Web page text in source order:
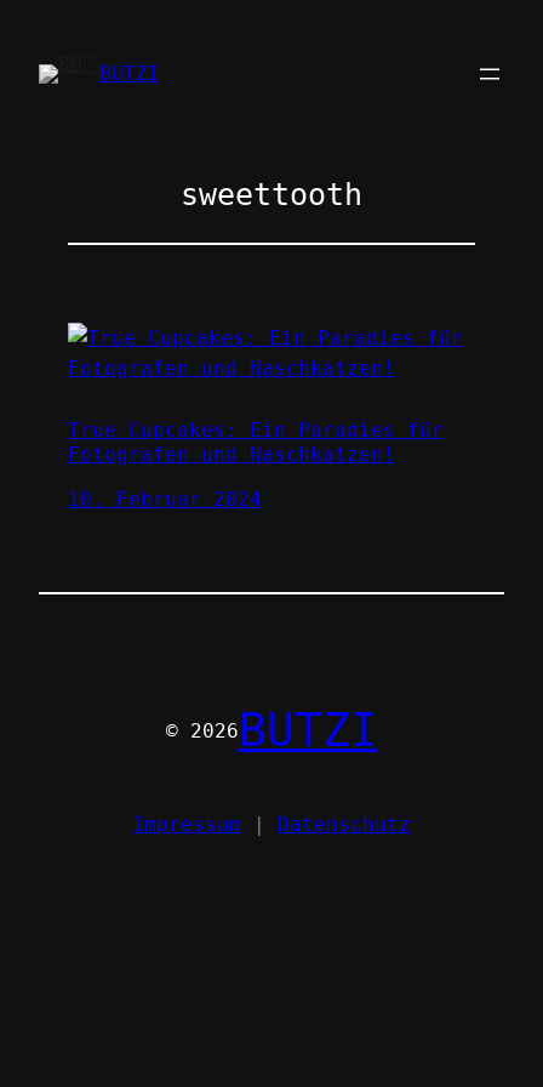
springenBUTZI
sweettooth
True Cupcakes: Ein Paradies für
Fotografen und Naschkatzen!
10. Februar 2024
© 2026 BUTZI
Impressum | Datenschutz